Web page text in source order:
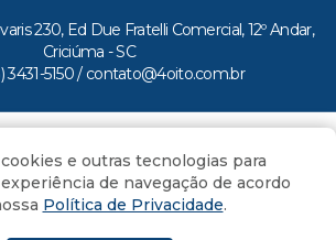
230, Ed Due Fratelli Comercial, 12º Andar,
Criciúma - SC
3431-5150 / contato@4oito.com.br
direitos reservados ao Portal 4oito
e outras tecnologias para
de navegação de acordo
Política de Privacidade.